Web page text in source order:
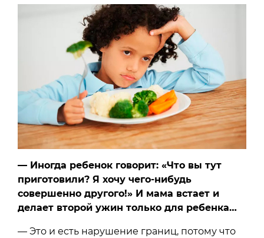
— Иногда ребенок говорит: «Что вы тут
приготовили? Я хочу чего-нибудь
совершенно другого!» И мама встает и
делает второй ужин только для ребенка…
— Это и есть нарушение границ, потому что